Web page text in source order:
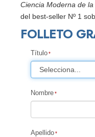
Ciencia Moderna de
del best-seller Nº 1
FOLLETO
Título
Nombre
Apellido